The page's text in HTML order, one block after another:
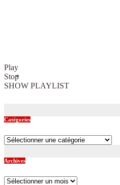
Play
Stop
SHOW PLAYLIST
Catégories
Catégories
Archives
Archives